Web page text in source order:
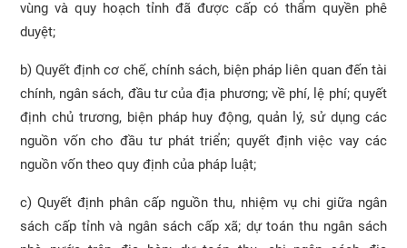
vùng và quy hoạch tỉnh đã được cấp có thẩm quyền phê
duyệt;
b) Quyết định cơ chế, chính sách, biện pháp liên quan đến tài
chính, ngân sách, đầu tư của địa phương; về phí, lệ phí; quyết
định chủ trương, biện pháp huy động, quản lý, sử dụng các
nguồn vốn cho đầu tư phát triển; quyết định việc vay các
nguồn vốn theo quy định của pháp luật;
c) Quyết định phân cấp nguồn thu, nhiệm vụ chi giữa ngân
sách cấp tỉnh và ngân sách cấp xã; dự toán thu ngân sách